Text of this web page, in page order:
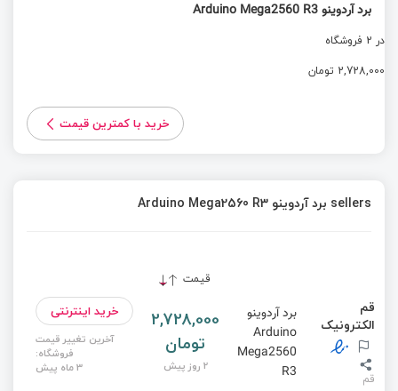
برد آردوینو Arduino Mega2560 R3
در 2 فروشگاه
2,728,000 تومان
خرید با کمترین قیمت
sellers برد آردوینو Arduino Mega2560 R3
قیمت
قم
الکترونیک
قم
برد آردوینو
Arduino
Mega2560
R3
2,728,000
تومان
2 روز پیش
خرید اینترنتی
آخرین تغییر قیمت
فروشگاه:
3 ماه پیش